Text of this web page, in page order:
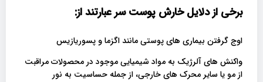
برخی از دلایل خارش پوست سر عبارتند از:
اوج گرفتن بیماری های پوستی مانند اگزما و پسوریازیس
واکنش های آلرژیک به مواد شیمیایی موجود در محصولات مراقبت
از مو یا سایر محرک های خارجی، از جمله حساسیت به نور